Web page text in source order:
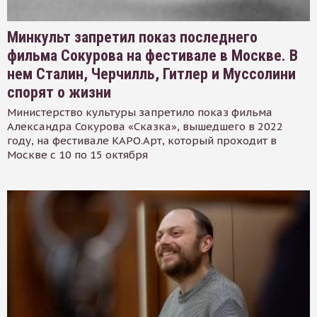
Минкульт запретил показ последнего
фильма Сокурова на фестивале в Москве. В
нем Сталин, Черчилль, Гитлер и Муссолини
спорят о жизни
Министерство культуры запретило показ фильма
Александра Сокурова «Сказка», вышедшего в 2022
году, на фестивале КАРО.Арт, который проходит в
Москве с 10 по 15 октября